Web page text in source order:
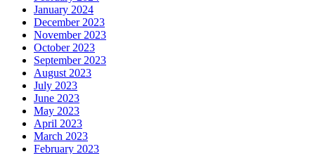
January 2024
December 2023
November 2023
October 2023
September 2023
August 2023
July 2023
June 2023
May 2023
April 2023
March 2023
February 2023